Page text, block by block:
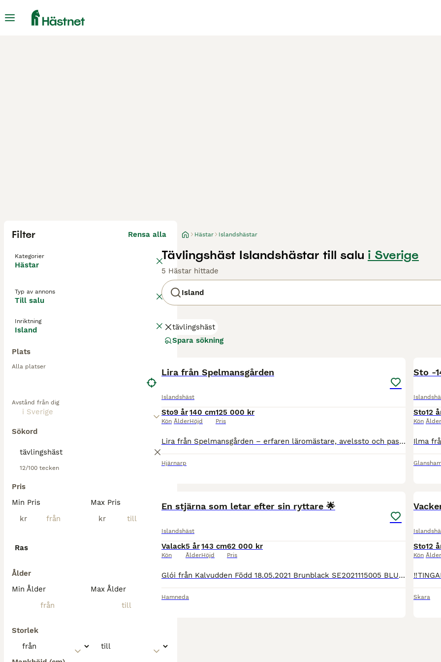
Filter Rensa alla
Kategorier
Hästar
Typ av annons
Till salu
Inriktning
Island
Plats
Alla platser
Avstånd från dig
Sökord
12/100 tecken
Pris
Min Pris
kr
Max Pris
kr
Ras
Ålder
Min Ålder
Max Ålder
Storlek
Hästar Islandshästar
Tävlingshäst Islandshästar till salu i Sverige
5 Hästar hittade
Island
tävlingshäst
Spara sökning
Lira från Spelmansgården
Islandshäst
Sto
Kön
9 år
Ålder
140 cm
Höjd
125 000 kr
Pris
Lira från Spelmansgården – erfaren läromästare, avelssto och passraket Nu söker fantastiska Lira från Spelmansgården, född 2017, sitt nästa hem. Det här är ett ovanligt tillfälle att 🥕förvärva🥕 ett
Hjärnarp
Sto -
Sto
Kön
12
Ålder
En stjärna som letar efter sin ryttare 🌟
Islandshäst
Valack
Kön
5 år
Ålder
143 cm
Höjd
62 000 kr
Pris
Glói från Kalvudden Född 18.05.2021 Brunblack SE2021115005 BLUP Exteriör 105 Ridegenskaper 101 DNA AA Under inridning, Lyssnar på förhållande hjälper, töltar, travar och galopperar under ryttar
Hamneda
Sto
Kön
12
Ålder
Skara